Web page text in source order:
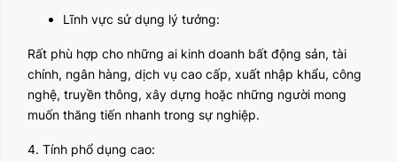
Lĩnh vực sử dụng lý tưởng:
Rất phù hợp cho những ai kinh doanh bất động sản, tài
chính, ngân hàng, dịch vụ cao cấp, xuất nhập khẩu, công
nghệ, truyền thông, xây dựng hoặc những người mong
muốn thăng tiến nhanh trong sự nghiệp.
4. Tính phổ dụng cao: